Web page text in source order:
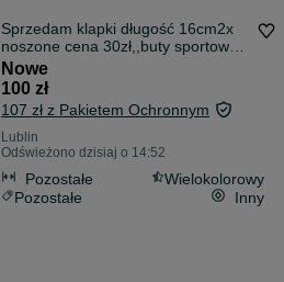
Sprzedam klapki długość 16cm2x
noszone cena 30zł,,buty sportowe
dziecięce rozm.34 nowe cena 40złi
aparat nowy cena 30zł
Nowe
100 zł
107 zł z Pakietem Ochronnym
Lublin
Odświeżono dzisiaj o 14:52
Pozostałe
Wielokolorowy
Pozostałe
Inny